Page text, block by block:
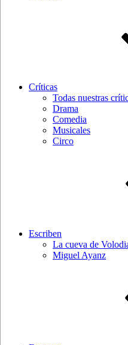
Críticas
Todas nuestras
Drama
Comedia
Musicales
Circo
Escriben
La cueva de
Miguel Ayanz